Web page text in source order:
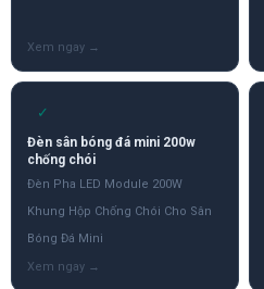
✓
Đèn sân bóng đá mini 200w
chống chói
Đèn Pha LED Module 200W
Khung Hộp Chống Chói Cho Sân
Bóng Đá Mini